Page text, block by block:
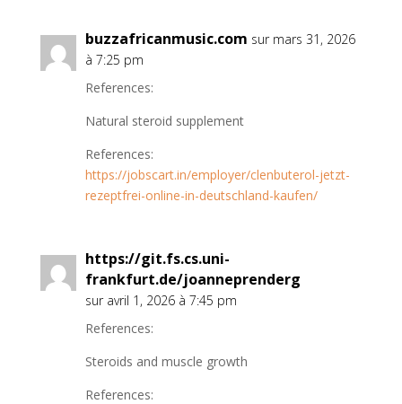
buzzafricanmusic.com sur mars 31, 2026
à 7:25 pm
References:
Natural steroid supplement
References:
https://jobscart.in/employer/clenbuterol-jetzt-
rezeptfrei-online-in-deutschland-kaufen/
https://git.fs.cs.uni-
frankfurt.de/joanneprenderg
sur avril 1, 2026 à 7:45 pm
References:
Steroids and muscle growth
References: